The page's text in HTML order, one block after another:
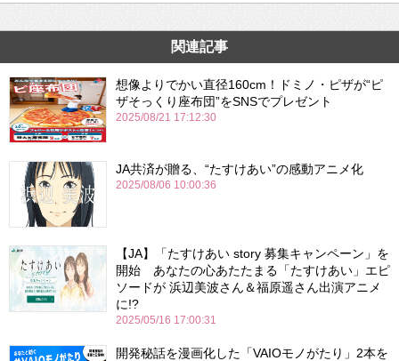
関連記事
想像よりでかい直径160cm！ドミノ・ピザが“ピ
ザそっくり座布団”をSNSでプレゼント
2025/08/21 17:12:30
JA共済が贈る、“たすけあい”の感動アニメ化
2025/08/06 10:00:36
【JA】「たすけあい story 募集キャンペーン」を
開始 あなたの心あたたまる「たすけあい」エピ
ソードが 浜辺美波さん＆福原遥さん出演アニメ
に!?
2025/05/16 17:00:31
開発秘話を漫画化した「VAIOモノがたり」2本を